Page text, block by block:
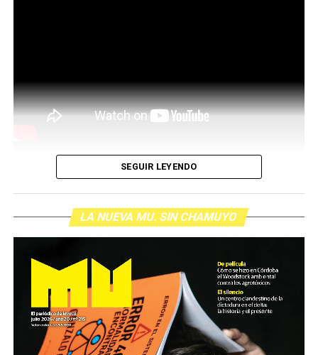
SEGUIR LEYENDO
LA NUEVA MU. SIN CHAMUYO